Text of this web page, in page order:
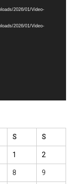
2026/01/Video-
2026/01/Video-
S S
1 2
8 9